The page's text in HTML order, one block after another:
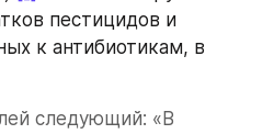
пестицидов и
к антибиотикам, в
следующий: «В